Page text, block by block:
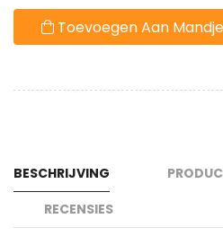
Toevoegen Aan Mandje
BESCHRIJVING
RECENSIES